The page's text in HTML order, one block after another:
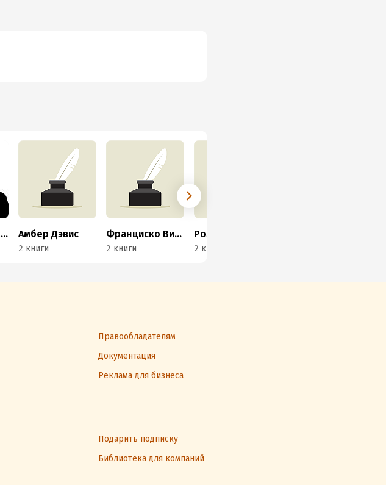
Кирилл Галанкин Амбер Дэвис
2 книги
Франциско Виллингем
2 книги 2 книги
Правообладателям
Документация
Реклама для бизнеса
Подарить подписку
Библиотека для компаний